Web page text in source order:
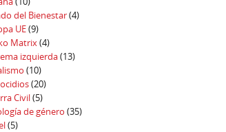
del Bienestar(4)
UE(9)
Matrix(4)
izquierda(13)
(10)
(20)
Civil(5)
de género (35)
(5)